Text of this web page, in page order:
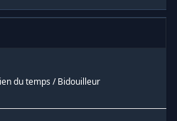
du temps / Bidouilleur